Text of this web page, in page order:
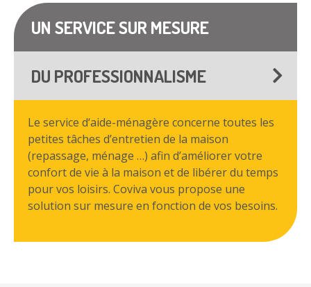
UN SERVICE SUR MESURE
DU PROFESSIONNALISME
Le service d‘aide-ménagère concerne toutes les
petites tâches d’entretien de la maison
(repassage, ménage …) afin d’améliorer votre
confort de vie à la maison et de libérer du temps
pour vos loisirs. Coviva vous propose une
solution sur mesure en fonction de vos besoins.